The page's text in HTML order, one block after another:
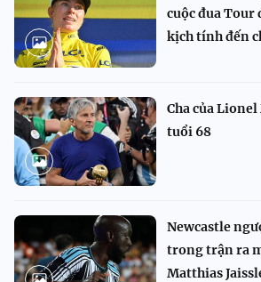
cuộc đua Tour
kịch tính đến
Cha của
tuổi 68
Newcastle
trong trận ra
Matthias